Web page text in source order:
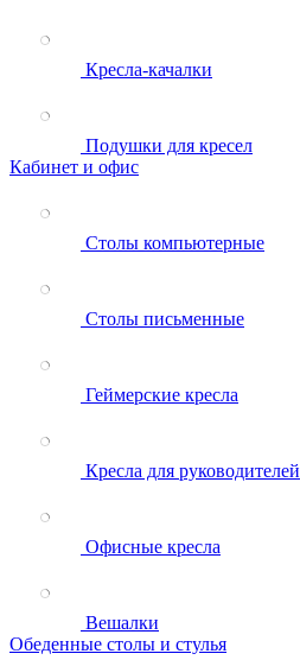
Кресла-качалки
Подушки для кресел
Кабинет и офис
Столы компьютерные
Столы письменные
Геймерские кресла
Кресла для руководителей
Офисные кресла
Вешалки
Обеденные столы и стулья